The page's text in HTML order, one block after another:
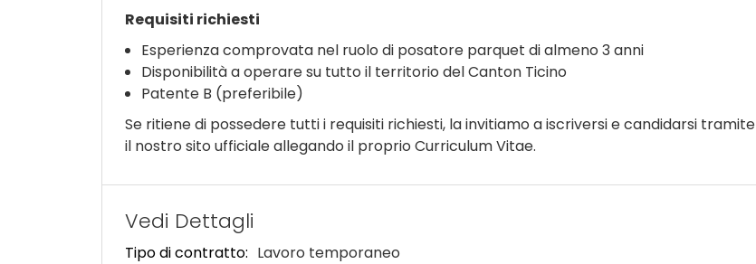
Requisiti richiesti
Esperienza comprovata nel ruolo di posatore parquet di almeno 3 anni
Disponibilità a operare su tutto il territorio del Canton Ticino
Patente B (preferibile)
Se ritiene di possedere tutti i requisiti richiesti, la invitiamo a iscriversi e candidarsi tramite
il nostro sito ufficiale allegando il proprio Curriculum Vitae.
Vedi Dettagli
Tipo di contratto: Lavoro temporaneo